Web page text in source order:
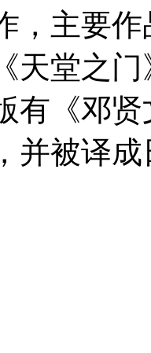
，主要
天堂之
有《邓
并被译